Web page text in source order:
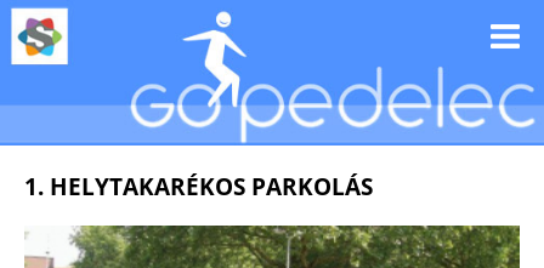
1. HELYTAKARÉKOS PARKOLÁS